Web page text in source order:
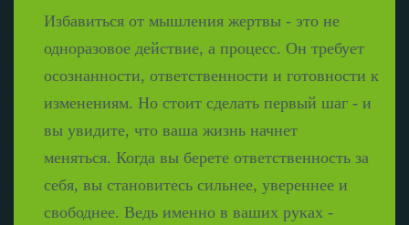
Избавиться от мышления жертвы - это не
одноразовое действие, а процесс. Он требует
осознанности, ответственности и готовности к
изменениям. Но стоит сделать первый шаг - и
вы увидите, что ваша жизнь начнет
меняться. Когда вы берете ответственность за
себя, вы становитесь сильнее, увереннее и
свободнее. Ведь именно в ваших руках -